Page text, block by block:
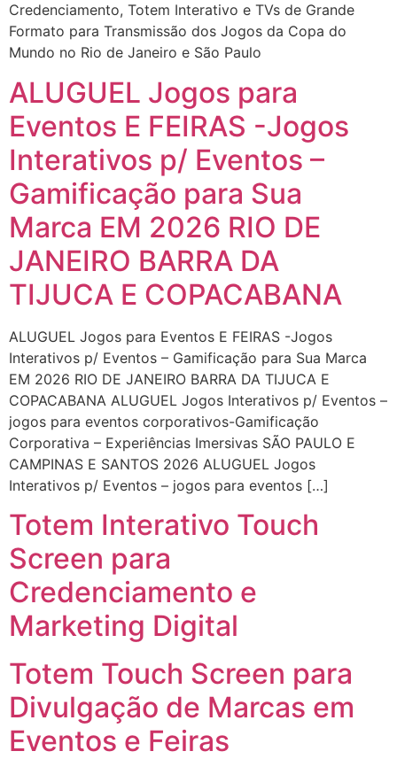
Credenciamento, Totem Interativo e TVs de Grande
Formato para Transmissão dos Jogos da Copa do
Mundo no Rio de Janeiro e São Paulo
ALUGUEL Jogos para
Eventos E FEIRAS -Jogos
Interativos p/ Eventos –
Gamificação para Sua
Marca EM 2026 RIO DE
JANEIRO BARRA DA
TIJUCA E COPACABANA
ALUGUEL Jogos para Eventos E FEIRAS -Jogos
Interativos p/ Eventos – Gamificação para Sua Marca
EM 2026 RIO DE JANEIRO BARRA DA TIJUCA E
COPACABANA ALUGUEL Jogos Interativos p/ Eventos –
jogos para eventos corporativos-Gamificação
Corporativa – Experiências Imersivas SÃO PAULO E
CAMPINAS E SANTOS 2026 ALUGUEL Jogos
Interativos p/ Eventos – jogos para eventos […]
Totem Interativo Touch
Screen para
Credenciamento e
Marketing Digital
Totem Touch Screen para
Divulgação de Marcas em
Eventos e Feiras